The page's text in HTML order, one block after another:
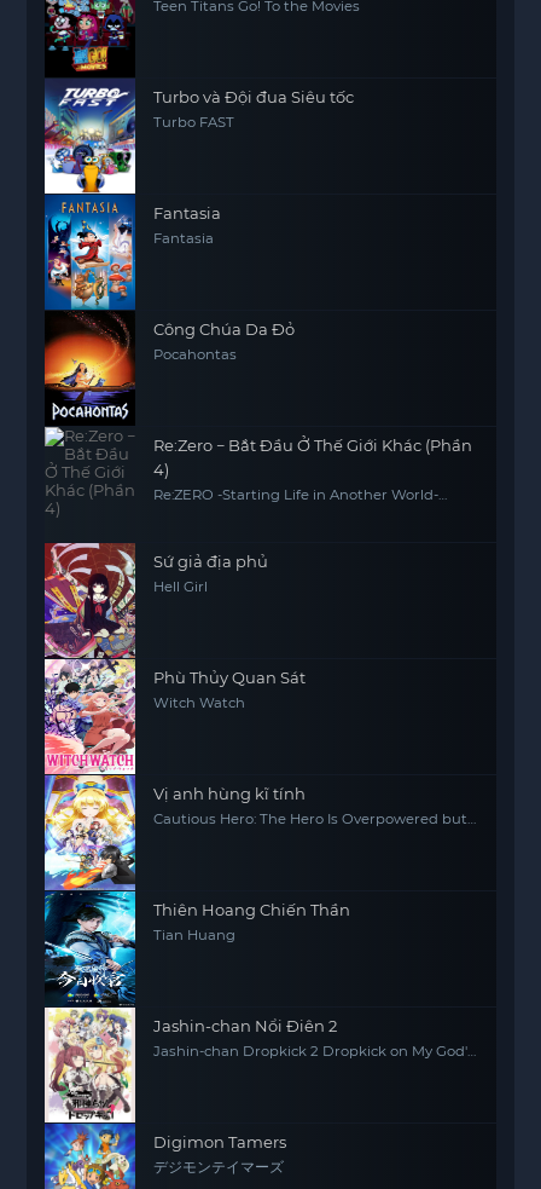
Teen Titans Go! To the Movies
Turbo và Đội đua Siêu tốc
Turbo FAST
Fantasia
Fantasia
Công Chúa Da Đỏ
Pocahontas
Re:Zero − Bắt Đầu Ở Thế Giới Khác (Phần
4)
Re:ZERO -Starting Life in Another World-
Sứ giả địa phủ
Hell Girl
Phù Thủy Quan Sát
Witch Watch
Vị anh hùng kĩ tính
Cautious Hero: The Hero Is Overpowered but
Thiên Hoang Chiến Thần
Tian Huang
Jashin-chan Nổi Điên 2
Jashin-chan Dropkick 2 Dropkick on My God'
Digimon Tamers
デジモンテイマーズ